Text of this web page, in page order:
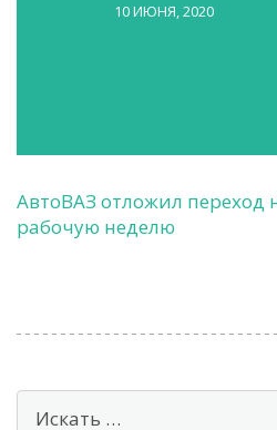
10 ИЮНЯ, 2020
АвтоВАЗ отложил переход
рабочую неделю